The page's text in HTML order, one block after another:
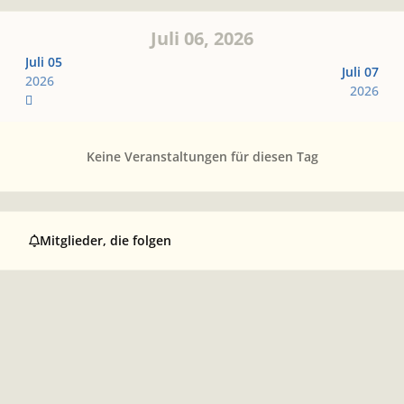
Juli 05
2026
Juli 06, 2026
Juli 07
2026
Keine Veranstaltungen für diesen Tag
Mitglieder, die folgen